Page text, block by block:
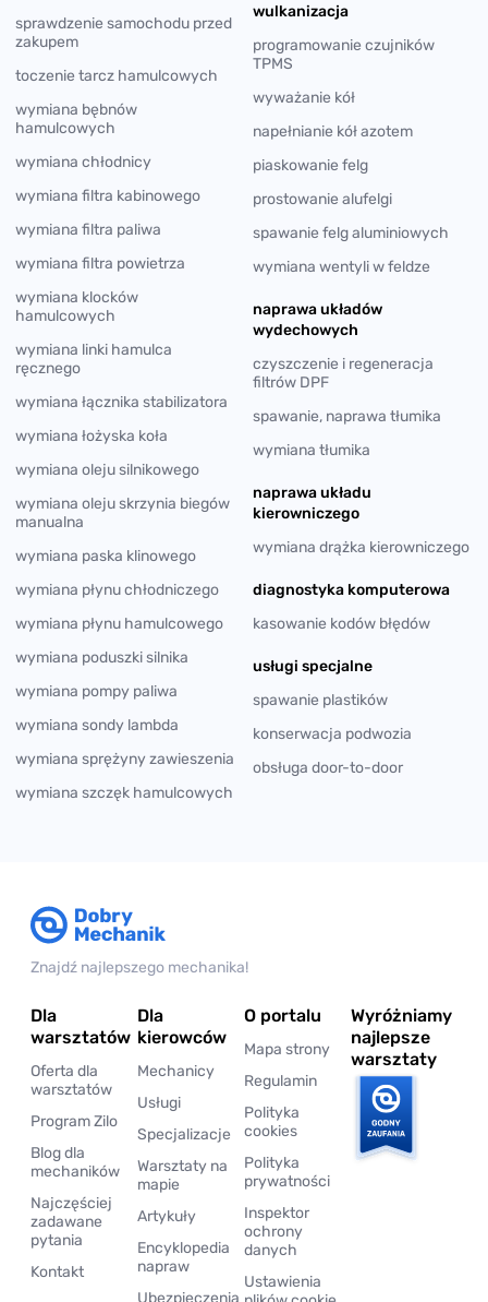
sprawdzenie samochodu przed
zakupem
toczenie tarcz hamulcowych
wymiana bębnów
hamulcowych
wymiana chłodnicy
wymiana filtra kabinowego
wymiana filtra paliwa
wymiana filtra powietrza
wymiana klocków
hamulcowych
wymiana linki hamulca
ręcznego
wymiana łącznika stabilizatora
wymiana łożyska koła
wymiana oleju silnikowego
wymiana oleju skrzynia biegów
manualna
wymiana paska klinowego
wymiana płynu chłodniczego
wymiana płynu hamulcowego
wymiana poduszki silnika
wymiana pompy paliwa
wymiana sondy lambda
wymiana sprężyny zawieszenia
wymiana szczęk hamulcowych
wulkanizacja
programowanie czujników
TPMS
wyważanie kół
napełnianie kół azotem
piaskowanie felg
prostowanie alufelgi
spawanie felg aluminiowych
wymiana wentyli w feldze
naprawa układów
wydechowych
czyszczenie i regeneracja
filtrów DPF
spawanie, naprawa tłumika
wymiana tłumika
naprawa układu
kierowniczego
wymiana drążka kierowniczego
diagnostyka komputerowa
kasowanie kodów błędów
usługi specjalne
spawanie plastików
konserwacja podwozia
obsługa door-to-door
Znajdź najlepszego mechanika!
Dla
warsztatów
Oferta dla
warsztatów
Program Zilo
Blog dla
mechaników
Najczęściej
zadawane
pytania
Kontakt
Dla
kierowców
Mechanicy
Usługi
Specjalizacje
Warsztaty na
mapie
Artykuły
Encyklopedia
napraw
O portalu
Mapa strony
Regulamin
Polityka
cookies
Polityka
prywatności
Inspektor
ochrony
danych
Ustawienia
Wyróżniamy
najlepsze
warsztaty